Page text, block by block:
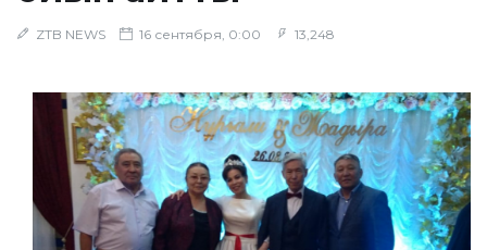
ZTB NEWS 16 сентября, 0:00 13,248